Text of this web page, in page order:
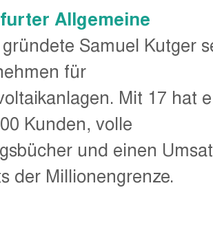
Allgemeine
Samuel Kutger
für
Mit 17 hat
Kunden, volle
und einen
der Millionengrenze.